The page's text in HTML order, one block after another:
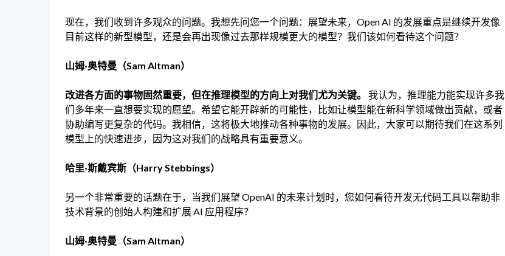
现在，我们收到许多观众的问题。我想先问您一个问题：展望未来，Open AI 的发展重点是继续开发像
目前这样的新型模型，还是会再出现像过去那样规模更大的模型？我们该如何看待这个问题？
山姆·奥特曼（Sam Altman）
改进各方面的事物固然重要，但在推理模型的方向上对我们尤为关键。
我认为，推理能力能实现许多我
们多年来一直想要实现的愿望。希望它能开辟新的可能性，比如让模型能在新科学领域做出贡献，或者
协助编写更复杂的代码。我相信，这将极大地推动各种事物的发展。因此，大家可以期待我们在这系列
模型上的快速进步，因为这对我们的战略具有重要意义。
哈里·斯戴宾斯（Harry Stebbings）
另一个非常重要的话题在于，当我们展望 OpenAI 的未来计划时，您如何看待开发无代码工具以帮助非
技术背景的创始人构建和扩展 AI 应用程序？
山姆·奥特曼（Sam Altman）